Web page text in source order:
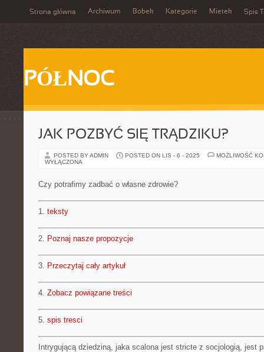
Strona główna Archiwum Bobek Kategorie Mietek Spis
PÓŁNOC
JAK POZBYĆ SIĘ TRĄDZIKU?
POSTED BY ADMIN POSTED ON LIS - 6 - 2025
MOŻLIWOŚĆ
WYŁĄCZONA
Czy potrafimy zadbać o własne zdrowie?
1. teksty
2. Poznaj nasze propozycje
3. Przeczytaj cały artykuł
4. Zobacz powiązane treści
5. spis tresci
Intrygującą dziedziną, jaka scalona jest stricte z socjologią, jest